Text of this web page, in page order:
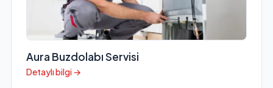
Aura Buzdolabı Servisi
Detaylı bilgi →